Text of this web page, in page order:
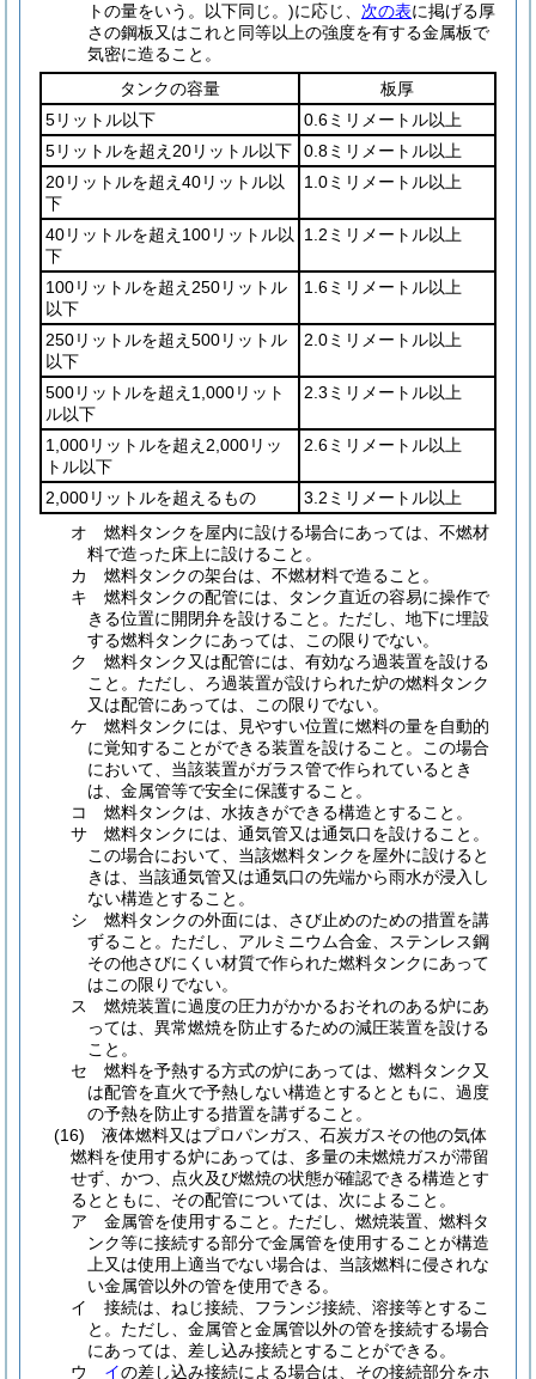
トの量をいう。以下同じ。)に応じ、 次の表に掲げる厚
さの鋼板又はこれと同等以上の強度を有する金属板で
気密に造ること。
タンクの容量
板厚
5リットル以下
0.6ミリメートル以上
5リットルを超え20リットル以下
0.8ミリメートル以上
20リットルを超え40リットル以
下
1.0ミリメートル以上
40リットルを超え100リットル以
下
1.2ミリメートル以上
100リットルを超え250リットル
以下
1.6ミリメートル以上
250リットルを超え500リットル
以下
2.0ミリメートル以上
500リットルを超え1,000リット
ル以下
2.3ミリメートル以上
1,000リットルを超え2,000リッ
トル以下
2.6ミリメートル以上
2,000リットルを超えるもの
3.2ミリメートル以上
オ
燃料タンクを屋内に設ける場合にあっては、不燃材
料で造った床上に設けること。
カ
燃料タンクの架台は、不燃材料で造ること。
キ
燃料タンクの配管には、タンク直近の容易に操作で
きる位置に開閉弁を設けること。 ただし、地下に埋設
する燃料タンクにあっては、この限りでない。
ク
燃料タンク又は配管には、有効なろ過装置を設ける
こと。 ただし、ろ過装置が設けられた炉の燃料タンク
又は配管にあっては、この限りでない。
ケ
燃料タンクには、見やすい位置に燃料の量を自動的
に覚知することができる装置を設けること。
この場合
において、当該装置がガラス管で作られているとき
は、金属管等で安全に保護すること。
コ
燃料タンクは、水抜きができる構造とすること。
サ
燃料タンクには、通気管又は通気口を設けること。
この場合において、当該燃料タンクを屋外に設けると
きは、当該通気管又は通気口の先端から雨水が浸入し
ない構造とすること。
シ
燃料タンクの外面には、さび止めのための措置を講
ずること。 ただし、アルミニウム合金、ステンレス鋼
その他さびにくい材質で作られた燃料タンクにあって
はこの限りでない。
ス
燃焼装置に過度の圧力がかかるおそれのある炉にあ
っては、異常燃焼を防止するための減圧装置を設ける
こと。
セ
燃料を予熱する方式の炉にあっては、燃料タンク又
は配管を直火で予熱しない構造とするとともに、過度
の予熱を防止する措置を講ずること。
(16)
液体燃料又はプロパンガス、石炭ガスその他の気体
燃料を使用する炉にあっては、多量の未燃焼ガスが滞留
せず、かつ、点火及び燃焼の状態が確認できる構造とす
るとともに、その配管については、次によること。
ア
金属管を使用すること。 ただし、燃焼装置、燃料タ
ンク等に接続する部分で金属管を使用することが構造
上又は使用上適当でない場合は、当該燃料に侵されな
い金属管以外の管を使用できる。
イ
接続は、ねじ接続、フランジ接続、溶接等とするこ
と。 ただし、金属管と金属管以外の管を接続する場合
にあっては、差し込み接続とすることができる。
ウ
イの差し込み接続による場合は、その接続部分をホ